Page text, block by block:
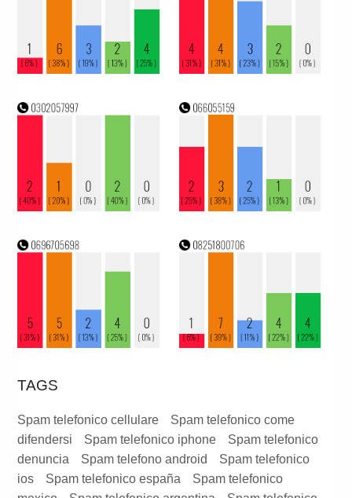
TAGS
Spam telefonico cellulare
Spam telefonico come
difendersi
Spam telefonico iphone
Spam telefonico
denuncia
Spam telefono android
Spam telefonico
ios
Spam telefonico españa
Spam telefonico